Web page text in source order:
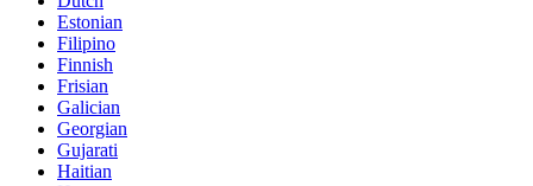
Estonian
Filipino
Finnish
Frisian
Galician
Georgian
Gujarati
Haitian